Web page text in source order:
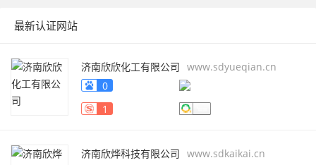
最新认证网站
济南欣欣化工有限公司 www.sdyueqian.cn
0
1
济南欣烨科技有限公司 www.sdkaikai.cn